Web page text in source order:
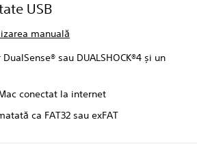
USB
manuală
sau DUALSHOCK®4 și un
conectat la internet
ca FAT32 sau exFAT